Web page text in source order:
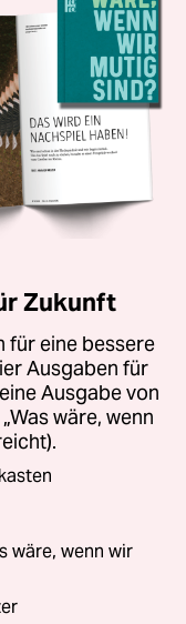
Zukunft
für eine bessere
Ausgaben für
Ausgabe von
wäre, wenn
wäre, wenn wir